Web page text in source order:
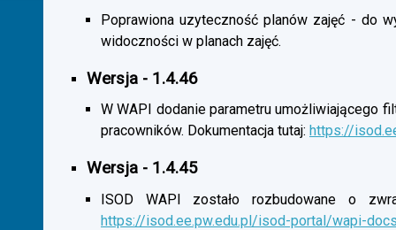
Poprawiona uzyteczność planów zajęć - do
widoczności w planach zajęć.
Wersja - 1.4.46
W WAPI dodanie parametru umożliwiającego
pracowników. Dokumentacja tutaj: https://
Wersja - 1.4.45
ISOD WAPI zostało rozbudowane o
https://isod.ee.pw.edu.pl/isod-portal/wapi-